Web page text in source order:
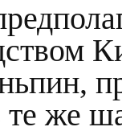
те же